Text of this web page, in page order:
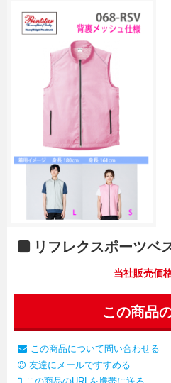
リフレクスポーツベ
当社販売価
この商品
この商品について問い合わせる
友達にメールですすめる